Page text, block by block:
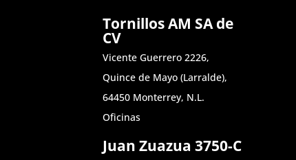
Tornillos AM SA de
CV
Vicente Guerrero 2226,
Quince de Mayo (Larralde),
64450 Monterrey, N.L.
Oficinas
Juan Zuazua 3750-C